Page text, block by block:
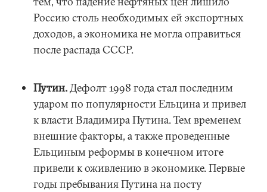
Россию столь необходимых ей экспортных
доходов, а экономика не могла оправиться
после распада СССР.
Путин.Дефолт 1998 года стал последним
ударом по популярности Ельцина и привел
к власти Владимира Путина. Тем временем
внешние факторы, а также проведенные
Ельциным реформы в конечном итоге
привели к оживлению в экономике. Первые
годы пребывания Путина на посту